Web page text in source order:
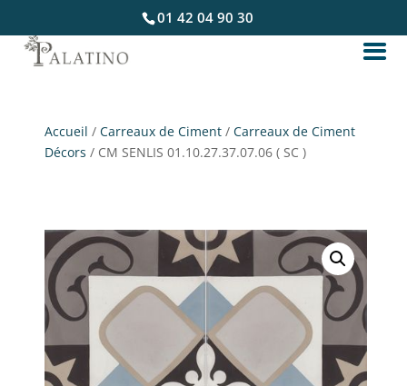
01 42 04 90 30
Accueil /Carreaux de Ciment /Carreaux de Ciment
Décors / CM SENLIS 01.10.27.37.07.06 ( SC )